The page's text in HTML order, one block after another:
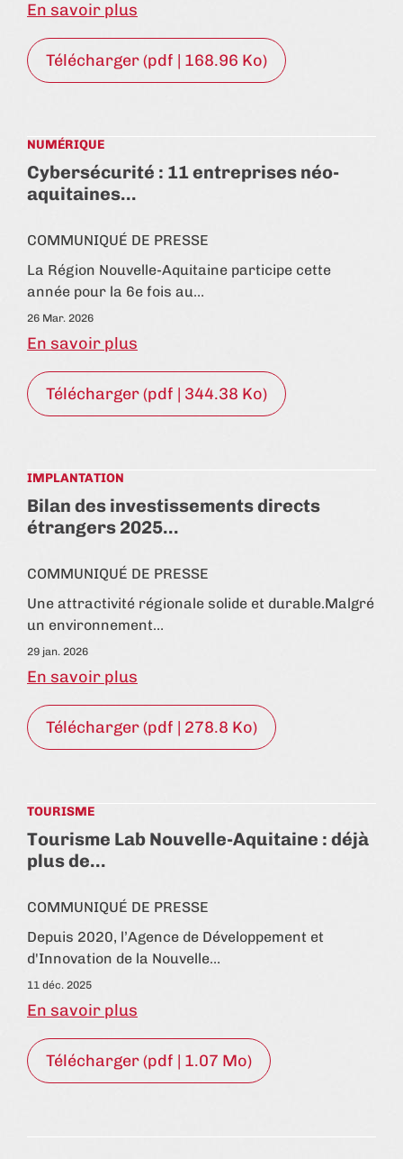
En savoir plus
Télécharger (pdf | 168.96 Ko)
NUMÉRIQUE
Cybersécurité : 11 entreprises néo-
aquitaines…
COMMUNIQUÉ DE PRESSE
La Région Nouvelle-Aquitaine participe cette
année pour la 6e fois au…
26 Mar. 2026
En savoir plus
Télécharger (pdf | 344.38 Ko)
IMPLANTATION
Bilan des investissements directs
étrangers 2025…
COMMUNIQUÉ DE PRESSE
Une attractivité régionale solide et durable.Malgré
un environnement…
29 jan. 2026
En savoir plus
Télécharger (pdf | 278.8 Ko)
TOURISME
Tourisme Lab Nouvelle-Aquitaine : déjà
plus de…
COMMUNIQUÉ DE PRESSE
Depuis 2020, l’Agence de Développement et
d'Innovation de la Nouvelle…
11 déc. 2025
En savoir plus
Télécharger (pdf | 1.07 Mo)